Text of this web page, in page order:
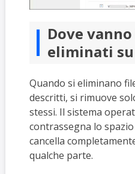
Dove
eliminati su
Quando si eliminano
descritti, si rimuove
stessi. Il sistema
contrassegna lo
cancella
qualche parte.